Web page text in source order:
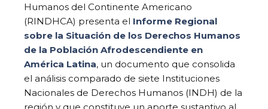
Humanos del Continente Americano
(RINDHCA) presenta el Informe Regional
sobre la Situación de los Derechos Humanos
de la Población Afrodescendiente en
América Latina, un documento que consolida
el análisis comparado de siete Instituciones
Nacionales de Derechos Humanos (INDH) de la